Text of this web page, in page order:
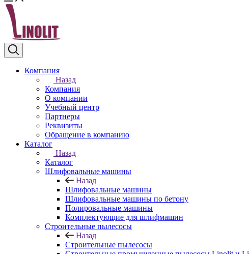
Компания
Назад
Компания
О компании
Учебный центр
Партнеры
Реквизиты
Обращение в компанию
Каталог
Назад
Каталог
Шлифовальные машины
Назад
Шлифовальные машины
Шлифовальные машины по бетону
Полировальные машины
Комплектующие для шлифмашин
Строительные пылесосы
Назад
Строительные пылесосы